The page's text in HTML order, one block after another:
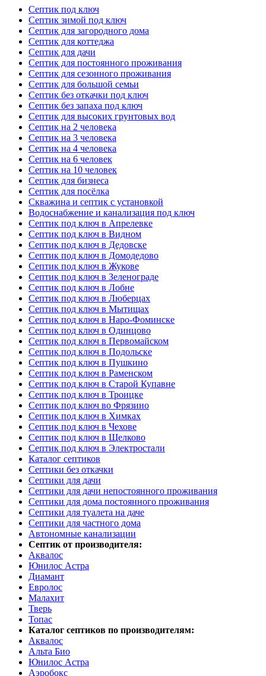
Септик под ключ
Септик зимой под ключ
Септик для загородного дома
Септик для коттеджа
Септик для дачи
Септик для постоянного проживания
Септик для сезонного проживания
Септик для большой семьи
Септик без откачки под ключ
Септик без запаха под ключ
Септик для высоких грунтовых вод
Септик на 2 человека
Септик на 3 человека
Септик на 4 человека
Септик на 6 человек
Септик на 10 человек
Септик для бизнеса
Септик для посёлка
Скважина и септик с установкой
Водоснабжение и канализация под ключ
Септик под ключ в Апрелевке
Септик под ключ в Видном
Септик под ключ в Дедовске
Септик под ключ в Домодедово
Септик под ключ в Жукове
Септик под ключ в Зеленограде
Септик под ключ в Лобне
Септик под ключ в Люберцах
Септик под ключ в Мытищах
Септик под ключ в Наро-Фоминске
Септик под ключ в Одинцово
Септик под ключ в Первомайском
Септик под ключ в Подольске
Септик под ключ в Пушкино
Септик под ключ в Раменском
Септик под ключ в Старой Купавне
Септик под ключ в Троицке
Септик под ключ во Фрязино
Септик под ключ в Химках
Септик под ключ в Чехове
Септик под ключ в Щелково
Септик под ключ в Электростали
Каталог септиков
Септики без откачки
Септики для дачи
Септики для дачи непостоянного проживания
Септики для дома постоянного проживания
Септики для туалета на даче
Септики для частного дома
Автономные канализации
Септик от производителя:
Аквалос
Юнилос Астра
Диамант
Евролос
Малахит
Тверь
Топас
Каталог септиков по производителям:
Аквалос
Альта Био
Юнилос Астра
Аэробокс